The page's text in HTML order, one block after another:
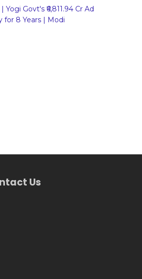
Govt's ₹6,811.94 Cr Ad
for 8 Years | Modi
Us